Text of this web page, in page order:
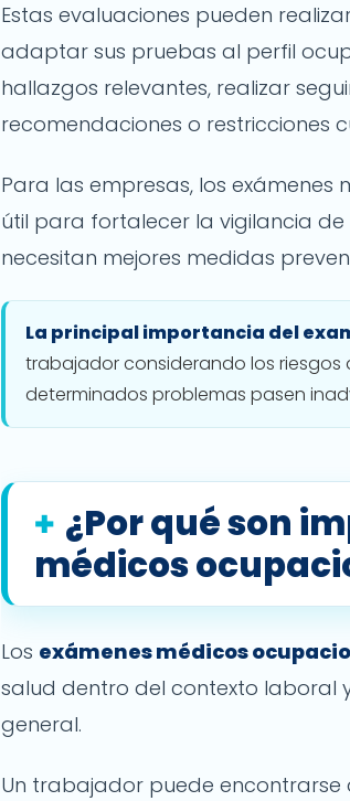
Estas evaluaciones pueden
adaptar sus pruebas al perfil
hallazgos relevantes, realizar
recomendaciones o restricciones
Para las empresas, los
útil para fortalecer la vigilancia de
necesitan mejores medidas
La principal importancia del
trabajador considerando los riesgos
determinados problemas pasen
¿Por qué son
médicos
Los exámenes médicos
salud dentro del contexto laboral
general.
Un trabajador puede encontrarse